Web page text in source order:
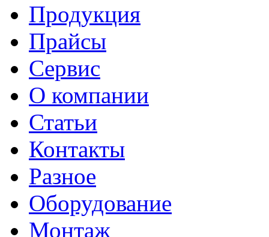
Продукция
Прайсы
Сервис
О компании
Статьи
Контакты
Разное
Оборудование
Монтаж